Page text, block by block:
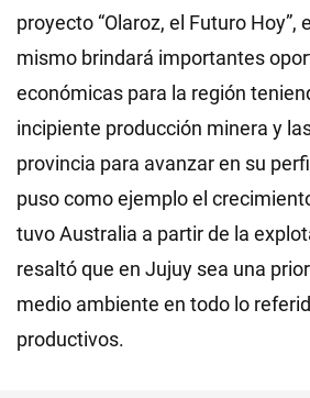
proyecto “Olaroz, el Futuro Hoy”,
mismo brindará importantes
económicas para la región
incipiente producción minera y
provincia para avanzar en su
puso como ejemplo el
tuvo Australia a partir de la
resaltó que en Jujuy sea una
medio ambiente en todo lo
productivos.